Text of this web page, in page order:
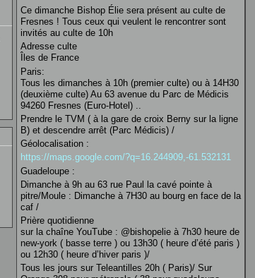
Ce dimanche Bishop Élie sera présent au culte de
Fresnes ! Tous ceux qui veulent le rencontrer sont
invités au culte de 10h
Adresse culte
Îles de France
Paris:
Tous les dimanches à 10h (premier culte) ou à 14H30
(deuxième culte) Au 63 avenue du Parc de Médicis
94260 Fresnes (Euro-Hotel) ..
Prendre le TVM ( à la gare de croix Berny sur la ligne
B) et descendre arrêt (Parc Médicis) /
Géolocalisation :
https://maps.google.com/?q=16.244909,-61.532131
Guadeloupe :
Dimanche à 9h au 63 rue Paul la cavé pointe à
pitre/Moule : Dimanche à 7H30 au bourg en face de la
caf /
Prière quotidienne
sur la chaîne YouTube : @bishopelie à 7h30 heure de
new-york ( basse terre ) ou 13h30 ( heure d’été paris )
ou 12h30 ( heure d’hiver paris )/
Tous les jours sur Teleantilles 20h ( Paris)/ Sur